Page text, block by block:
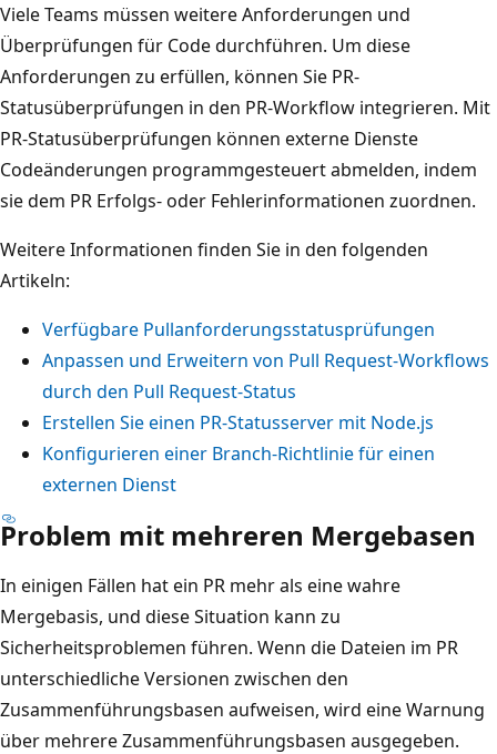
Viele Teams müssen weitere Anforderungen und
Überprüfungen für Code durchführen. Um diese
Anforderungen zu erfüllen, können Sie PR-
Statusüberprüfungen in den PR-Workflow integrieren. Mit
PR-Statusüberprüfungen können externe Dienste
Codeänderungen programmgesteuert abmelden, indem
sie dem PR Erfolgs- oder Fehlerinformationen zuordnen.
Weitere Informationen finden Sie in den folgenden
Artikeln:
Verfügbare Pullanforderungsstatusprüfungen
Anpassen und Erweitern von Pull Request-Workflows
durch den Pull Request-Status
Erstellen Sie einen PR-Statusserver mit Node.js
Konfigurieren einer Branch-Richtlinie für einen
externen Dienst
Problem mit mehreren Mergebasen
In einigen Fällen hat ein PR mehr als eine wahre
Mergebasis, und diese Situation kann zu
Sicherheitsproblemen führen. Wenn die Dateien im PR
unterschiedliche Versionen zwischen den
Zusammenführungsbasen aufweisen, wird eine Warnung
über mehrere Zusammenführungsbasen ausgegeben.